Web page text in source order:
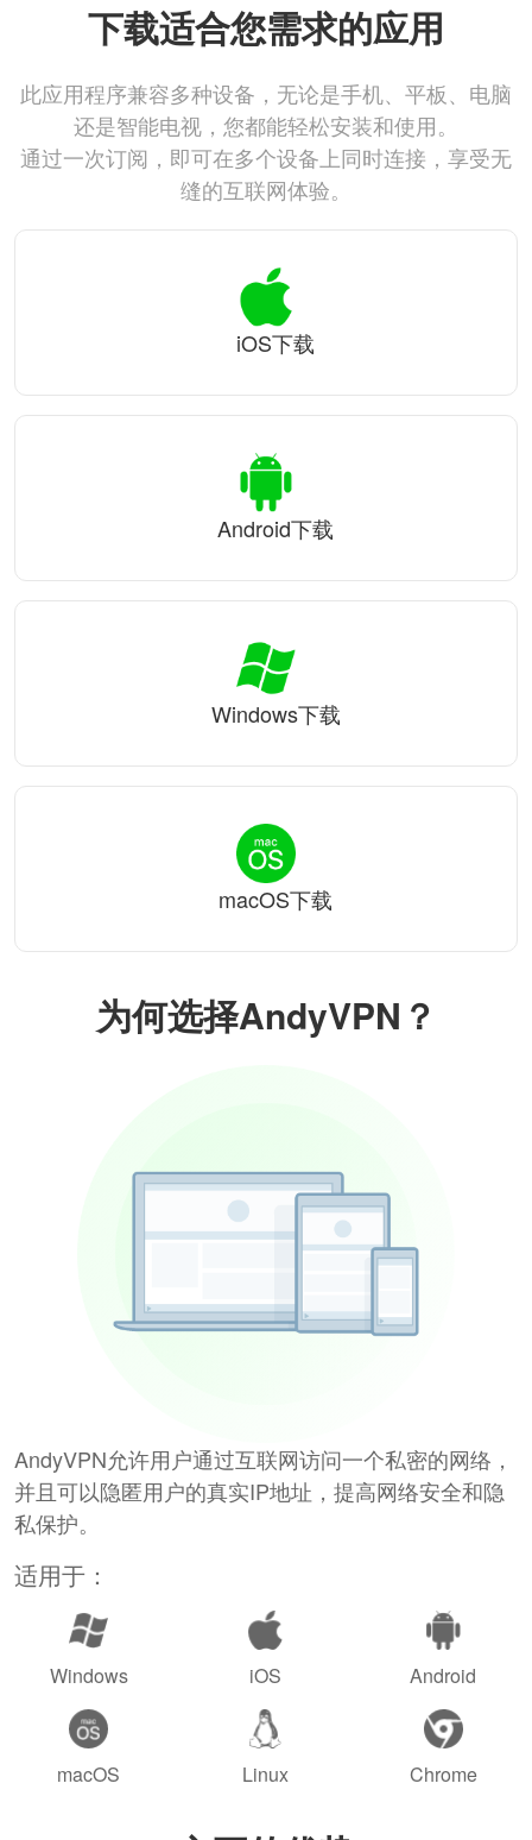
为何选择AndyVPN？
AndyVPN允许用户通过互联网访问一个私密的网络，
并且可以隐匿用户的真实IP地址，提高网络安全和隐
私保护。
适用于：
Windows iOS Android
macOS Linux Chrome
下载适合您需求的应用
此应用程序兼容多种设备，无论是手机、平板、电脑
还是智能电视，您都能轻松安装和使用。
通过一次订阅，即可在多个设备上同时连接，享受无
缝的互联网体验。
iOS下载
Android下载
Windows下载
macOS下载